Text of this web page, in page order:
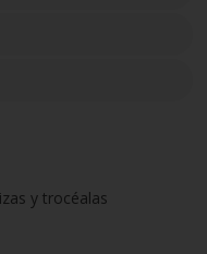
y trocéalas